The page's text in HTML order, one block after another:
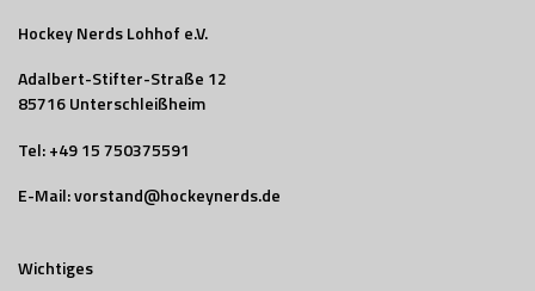
Hockey Nerds Lohhof e.V.
Adalbert-Stifter-Straße 12
85716 Unterschleißheim
Tel:+49 15 750375591
E-Mail:vorstand@hockeynerds.de
Wichtiges